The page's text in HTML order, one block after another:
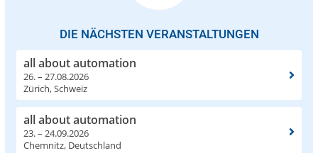
DIE NÄCHSTEN VERANSTALTUNGEN
all about automation
26. – 27.08.2026
Zürich, Schweiz
all about automation
23. – 24.09.2026
Chemnitz, Deutschland